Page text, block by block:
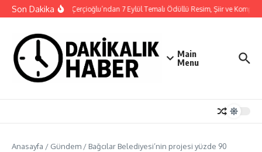
İçeriğe atla
Son DakikaBaşkan Çerçioğlu’ndan 7 Eylül Temalı Ödüllü Resim, Şiir ve
Main
Menu
Anasayfa / Gündem / Bağcılar Belediyesi’nin projesi yüzde 90